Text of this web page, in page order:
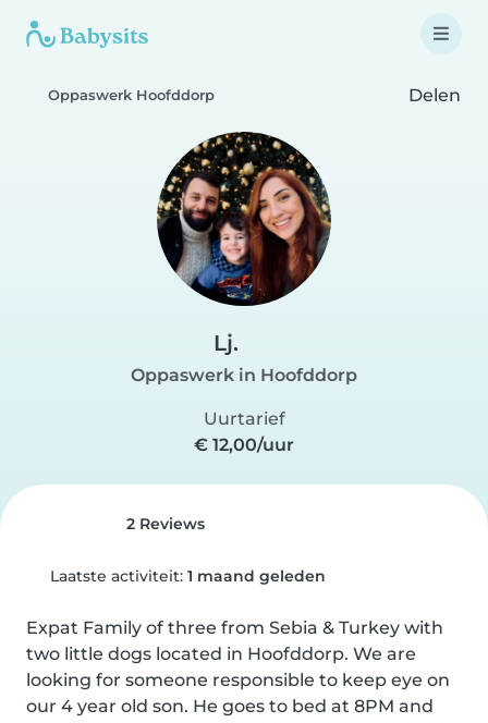
Oppaswerk Hoofddorp Delen
Lj.
Oppaswerk in Hoofddorp
Uurtarief
€ 12,00/uur
2 Reviews
Laatste activiteit: 1 maand geleden
Expat Family of three from Sebia & Turkey with
two little dogs located in Hoofddorp. We are
looking for someone responsible to keep eye on
our 4 year old son. He goes to bed at 8PM and